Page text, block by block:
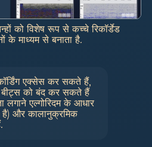
को विशेष रूप से कच्चे रिकॉर्डेड
के माध्यम से बनाता है.
एक्सेस कर सकते हैं,
बीट्स को बंद कर सकते हैं
लगाने एल्गोरिदम के आधार
है) और कालानुक्रमिक